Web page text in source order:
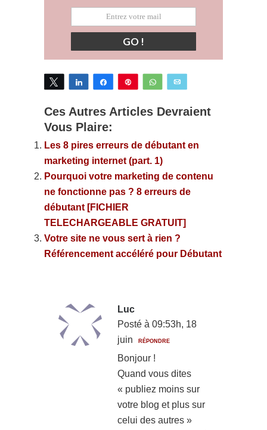
GO !
Tweetez Partagez Partagez Épingle WhatsApp
Ces Autres Articles Devraient
Vous Plaire:
Les 8 pires erreurs de débutant en
marketing internet (part. 1)
Pourquoi votre marketing de contenu
ne fonctionne pas ? 8 erreurs de
débutant [FICHIER
TELECHARGEABLE GRATUIT]
Votre site ne vous sert à rien ?
Référencement accéléré pour Débutant
Luc
Posté à 09:53h, 18
juin
RÉPONDRE
Bonjour !
Quand vous dites
« publiez moins sur
votre blog et plus sur
celui des autres »